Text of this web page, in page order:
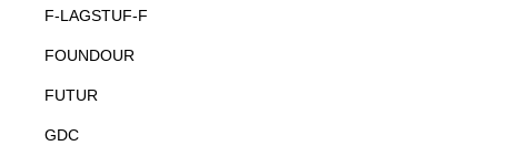
F-LAGSTUF-F
FOUNDOUR
FUTUR
GDC